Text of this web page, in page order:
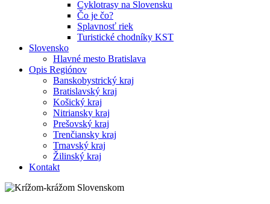
Cyklotrasy na Slovensku
Čo je čo?
Splavnosť riek
Turistické chodníky KST
Slovensko
Hlavné mesto Bratislava
Opis Regiónov
Banskobystrický kraj
Bratislavský kraj
Košický kraj
Nitriansky kraj
Prešovský kraj
Trenčiansky kraj
Trnavský kraj
Žilinský kraj
Kontakt